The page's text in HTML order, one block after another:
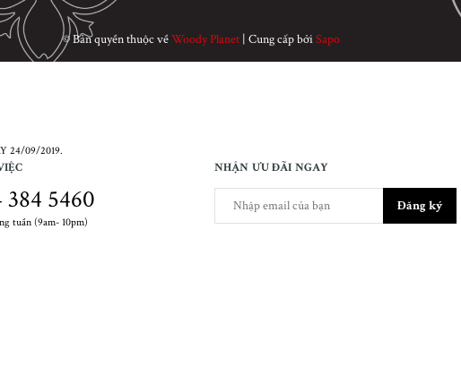
© Bản quyền thuộc vềWoody Planet | Cung cấp bởiSapo
24/09/2019.
384 5460
tuần (9am- 10pm)
NHẬN ƯU ĐÃI NGAY
Đăng ký